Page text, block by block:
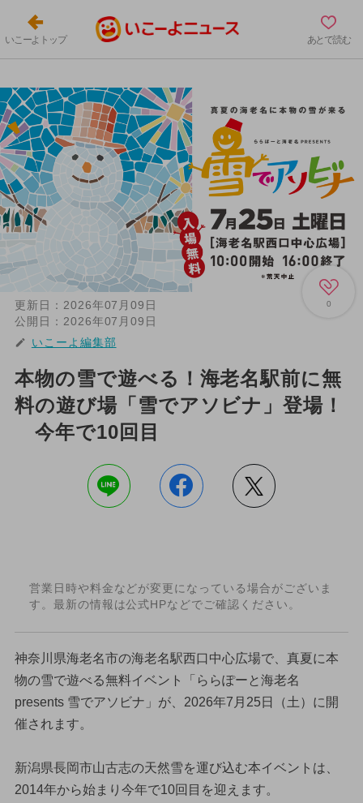
いこーよトップ あとで読む
0
更新日： 2026年07月09日
公開日： 2026年07月09日
いこーよ編集部
本物の雪で遊べる！海老名駅前に無
料の遊び場「雪でアソビナ」登場！
今年で10回目
営業日時や料金などが変更になっている場合がございま
す。最新の情報は公式HPなどでご確認ください。
神奈川県海老名市の海老名駅西口中心広場で、真夏に本
物の雪で遊べる無料イベント「ららぽーと海老名
presents 雪でアソビナ」が、2026年7月25日（土）に開
催されます。
新潟県長岡市山古志の天然雪を運び込む本イベントは、
2014年から始まり今年で10回目を迎えます。